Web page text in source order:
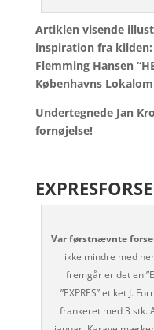
Artiklen visende
inspiration fra
Flemming Hansen
Københavns
Undertegnede Jan
fornøjelse!
Var førstnævnte
ikke mindre med
fremgår er det en
”EXPRES” etiket J.
frankeret med 3 stk.